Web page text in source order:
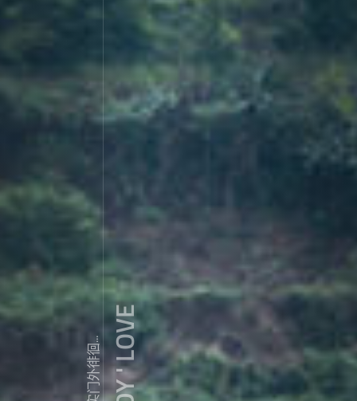
ZDY ' LOVE